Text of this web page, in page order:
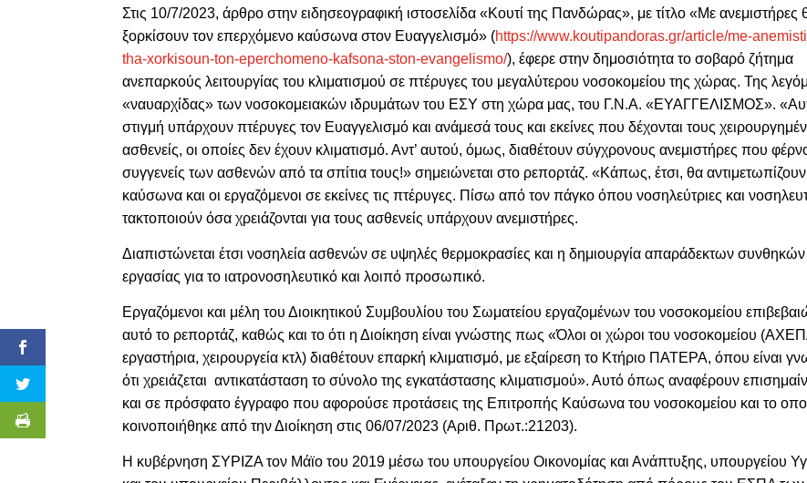
Στις 10/7/2023, άρθρο στην ειδησεογραφική ιστοσελίδα «Κουτί της Πανδώρας», με τίτλο «Με ανεμιστήρες
ξορκίσουν τον επερχόμενο καύσωνα στον Ευαγγελισμό» (https://www.koutipandoras.gr/article/me-
tha-xorkisoun-ton-eperchomeno-kafsona-ston-evangelismo/), έφερε στην δημοσιότητα το σοβαρό ζήτημα
ανεπαρκούς λειτουργίας του κλιματισμού σε πτέρυγες του μεγαλύτερου νοσοκομείου της χώρας. Της
«ναυαρχίδας» των νοσοκομειακών ιδρυμάτων του ΕΣΥ στη χώρα μας, του Γ.Ν.Α. «ΕΥΑΓΓΕΛΙΣΜΟΣ».
στιγμή υπάρχουν πτέρυγες τον Ευαγγελισμό και ανάμεσά τους και εκείνες που δέχονται τους
ασθενείς, οι οποίες δεν έχουν κλιματισμό. Αντ’ αυτού, όμως, διαθέτουν σύγχρονους ανεμιστήρες που
συγγενείς των ασθενών από τα σπίτια τους!» σημειώνεται στο ρεπορτάζ. «Κάπως, έτσι, θα
καύσωνα και οι εργαζόμενοι σε εκείνες τις πτέρυγες. Πίσω από τον πάγκο όπου νοσηλεύτριες και
τακτοποιούν όσα χρειάζονται για τους ασθενείς υπάρχουν ανεμιστήρες.
Διαπιστώνεται έτσι νοσηλεία ασθενών σε υψηλές θερμοκρασίες και η δημιουργία απαράδεκτων συνθηκών
εργασίας για το ιατρονοσηλευτικό και λοιπό προσωπικό.
Εργαζόμενοι και μέλη του Διοικητικού Συμβουλίου του Σωματείου εργαζομένων του νοσοκομείου
αυτό το ρεπορτάζ, καθώς και το ότι η Διοίκηση είναι γνώστης πως «Όλοι οι χώροι του νοσοκομείου
εργαστήρια, χειρουργεία κτλ) διαθέτουν επαρκή κλιματισμό, με εξαίρεση το Κτήριο ΠΑΤΕΡΑ, όπου είναι
ότι χρειάζεται αντικατάσταση το σύνολο της εγκατάστασης κλιματισμού». Αυτό όπως αναφέρουν
και σε πρόσφατο έγγραφο που αφορούσε προτάσεις της Επιτροπής Καύσωνα του νοσοκομείου και το
κοινοποιήθηκε από την Διοίκηση στις 06/07/2023 (Αριθ. Πρωτ.:21203).
Η κυβέρνηση ΣΥΡΙΖΑ τον Μάϊο του 2019 μέσω του υπουργείου Οικονομίας και Ανάπτυξης, υπουργείου